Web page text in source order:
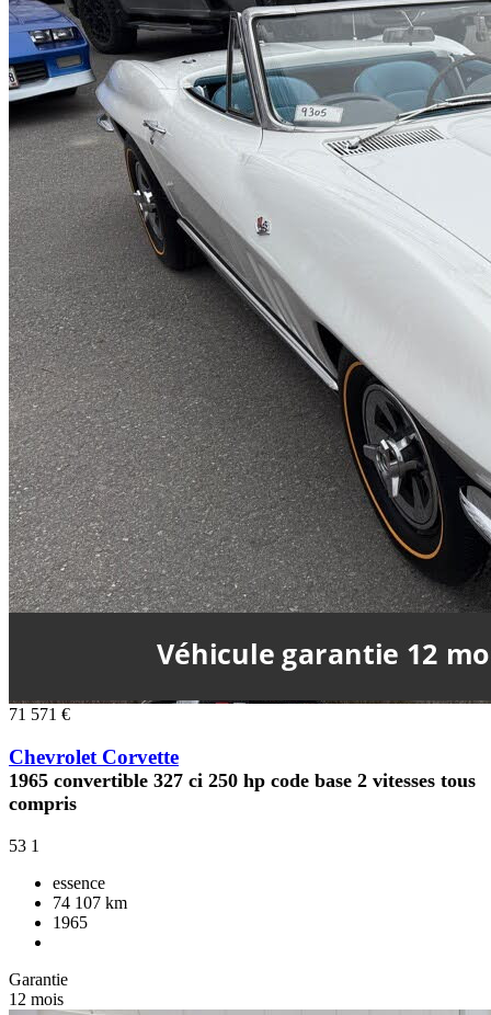
71 571 €
Chevrolet Corvette
1965 convertible 327 ci 250 hp code base 2 vitesses tous
compris
53 1
essence
74 107 km
1965
Garantie
12 mois